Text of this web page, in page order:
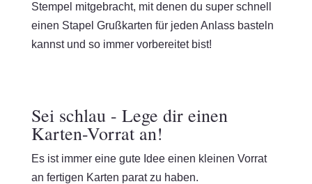
Stempel mitgebracht, mit denen du super schnell
einen Stapel Grußkarten für jeden Anlass basteln
kannst und so immer vorbereitet bist!
Sei schlau - Lege dir einen
Karten-Vorrat an!
Es ist immer eine gute Idee einen kleinen Vorrat
an fertigen Karten parat zu haben.